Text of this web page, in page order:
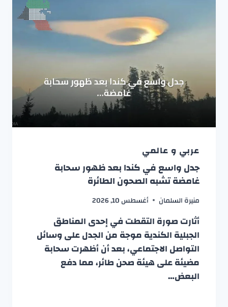
عربي و عالمي
جدل واسع في كندا بعد ظهور سحابة
غامضة تشبه الصحون الطائرة
منيرة السلمان أغسطس 10, 2026
أثارت صورة التقطت في إحدى المناطق
الجبلية الكندية موجة من الجدل على وسائل
التواصل الاجتماعي، بعد أن أظهرت سحابة
مضيئة على هيئة صحن طائر، مما دفع
البعض…